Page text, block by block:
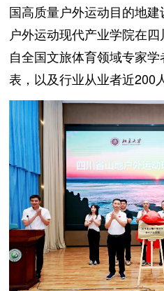
国高质量户外运动目的地
户外运动现代产业学院在
自全国文旅体育领域专家
表，以及行业从业者近200